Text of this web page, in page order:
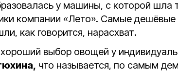
у машины, с которой шла
компании «Лето». Самые
как говорится, нарасхват.
выбор овощей у
что называется, по самым